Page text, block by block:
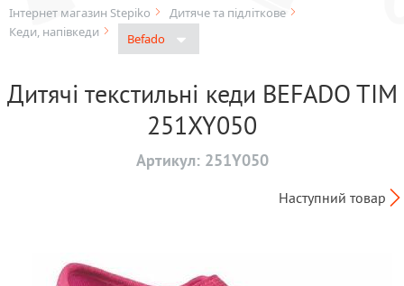
Інтернет магазин Stepiko
Дитяче та підліткове
Кеди, напівкеди
Befado
Дитячі текстильні кеди BEFADO TIM
251XY050
Артикул: 251Y050
Наступний товар